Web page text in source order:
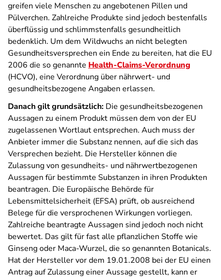
greifen viele Menschen zu angebotenen Pillen und
Pülverchen. Zahlreiche Produkte sind jedoch bestenfalls
überflüssig und schlimmstenfalls gesundheitlich
bedenklich. Um dem Wildwuchs an nicht belegten
Gesundheitsversprechen ein Ende zu bereiten, hat die EU
2006 die so genannte Health-Claims-Verordnung
(HCVO), eine Verordnung über nährwert- und
gesundheitsbezogene Angaben erlassen.
Danach gilt grundsätzlich: Die gesundheitsbezogenen
Aussagen zu einem Produkt müssen dem von der EU
zugelassenen Wortlaut entsprechen. Auch muss der
Anbieter immer die Substanz nennen, auf die sich das
Versprechen bezieht. Die Hersteller können die
Zulassung von gesundheits- und nährwertbezogenen
Aussagen für bestimmte Substanzen in ihren Produkten
beantragen. Die Europäische Behörde für
Lebensmittelsicherheit (EFSA) prüft, ob ausreichend
Belege für die versprochenen Wirkungen vorliegen.
Zahlreiche beantragte Aussagen sind jedoch noch nicht
bewertet. Das gilt für fast alle pflanzlichen Stoffe wie
Ginseng oder Maca-Wurzel, die so genannten Botanicals.
Hat der Hersteller vor dem 19.01.2008 bei der EU einen
Antrag auf Zulassung einer Aussage gestellt, kann er